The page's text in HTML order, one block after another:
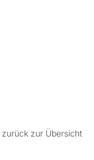
zurück zur Übersicht